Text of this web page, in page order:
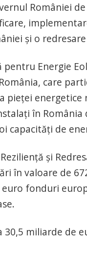
României
și o
pentru Energie
care
pieței energetice
în România
capacități de
și
în valoare de
fonduri
30,5 miliarde de